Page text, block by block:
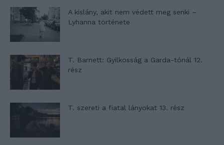
A kislány, akit nem védett meg senki –
Lyhanna története
T. Barnett: Gyilkosság a Garda-tónál 12.
rész
T. szereti a fiatal lányokat 13. rész